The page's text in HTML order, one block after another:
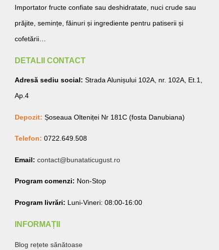
Importator fructe confiate sau deshidratate, nuci crude sau
prăjite, semințe, făinuri și ingrediente pentru patiserii și
cofetării…
DETALII CONTACT
Adresă sediu social: Strada Alunișului 102A, nr. 102A, Et.1,
Ap.4
Depozit: Șoseaua Olteniței Nr 181C (fosta Danubiana)
Telefon: 0722.649.508
Email: contact@bunataticugust.ro
Program comenzi: Non-Stop
Program livrări: Luni-Vineri: 08:00-16:00
INFORMAȚII
Blog rețete sănătoase